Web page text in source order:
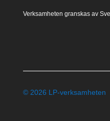
Verksamheten granskas av
© 2026 LP-verksamheten